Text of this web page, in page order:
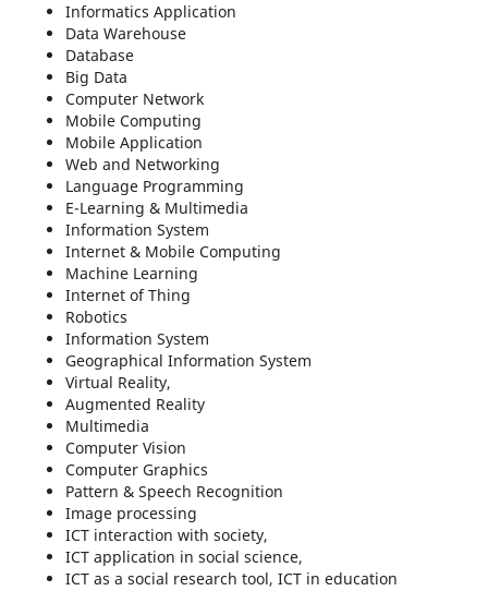
Informatics Application
Data Warehouse
Database
Big Data
Computer Network
Mobile Computing
Mobile Application
Web and Networking
Language Programming
E-Learning & Multimedia
Information System
Internet & Mobile Computing
Machine Learning
Internet of Thing
Robotics
Information System
Geographical Information System
Virtual Reality,
Augmented Reality
Multimedia
Computer Vision
Computer Graphics
Pattern & Speech Recognition
Image processing
ICT interaction with society,
ICT application in social science,
ICT as a social research tool, ICT in education